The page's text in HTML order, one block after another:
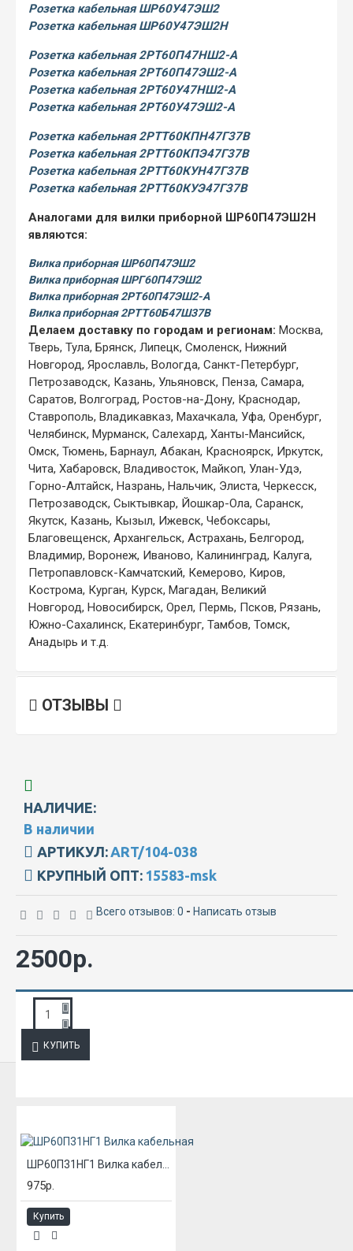
Розетка кабельная ШР60У47ЭШ2
Розетка кабельная ШР60У47ЭШ2Н
Розетка кабельная 2РТ60П47НШ2-А
Розетка кабельная 2РТ60П47ЭШ2-А
Розетка кабельная 2РТ60У47НШ2-А
Розетка кабельная 2РТ60У47ЭШ2-А
Розетка кабельная 2РТТ60КПН47Г37В
Розетка кабельная 2РТТ60КПЭ47Г37В
Розетка кабельная 2РТТ60КУН47Г37В
Розетка кабельная 2РТТ60КУЭ47Г37В
Аналогами для вилки приборной ШР60П47ЭШ2Н
являются:
Вилка приборная ШР60П47ЭШ2
Вилка приборная ШРГ60П47ЭШ2
Вилка приборная 2РТ60П47ЭШ2-А
Вилка приборная 2РТТ60Б47Ш37В
Делаем доставку по городам и регионам: Москва,
Тверь, Тула, Брянск, Липецк, Смоленск, Нижний
Новгород, Ярославль, Вологда, Санкт-Петербург,
Петрозаводск, Казань, Ульяновск, Пенза, Самара,
Саратов, Волгоград, Ростов-на-Дону, Краснодар,
Ставрополь, Владикавказ, Махачкала, Уфа, Оренбург,
Челябинск, Мурманск, Салехард, Ханты-Мансийск,
Омск, Тюмень, Барнаул, Абакан, Красноярск, Иркутск,
Чита, Хабаровск, Владивосток, Майкоп, Улан-Удэ,
Горно-Алтайск, Назрань, Нальчик, Элиста, Черкесск,
Петрозаводск, Сыктывкар, Йошкар-Ола, Саранск,
Якутск, Казань, Кызыл, Ижевск, Чебоксары,
Благовещенск, Архангельск, Астрахань, Белгород,
Владимир, Воронеж, Иваново, Калининград, Калуга,
Петропавловск-Камчатский, Кемерово, Киров,
Кострома, Курган, Курск, Магадан, Великий
Новгород, Новосибирск, Орел, Пермь, Псков, Рязань,
Южно-Сахалинск, Екатеринбург, Тамбов, Томск,
Анадырь и т.д.
ОТЗЫВЫ
НАЛИЧИЕ:
В наличии
АРТИКУЛ: ART/104-038
КРУПНЫЙ ОПТ: 15583-msk
Всего отзывов: 0 - Написать отзыв
2500р.
КУПИТЬ
975р.
Купить